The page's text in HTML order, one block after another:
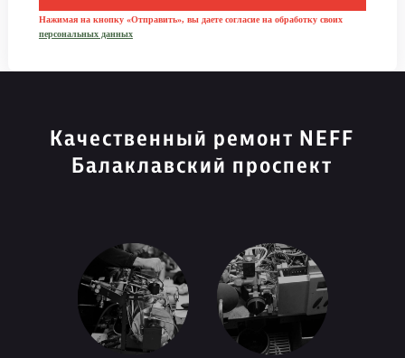
Нажимая на кнопку «Отправить», вы даете согласие на обработку своих
персональных данных
Качественный ремонт NEFF
Балаклавский проспект